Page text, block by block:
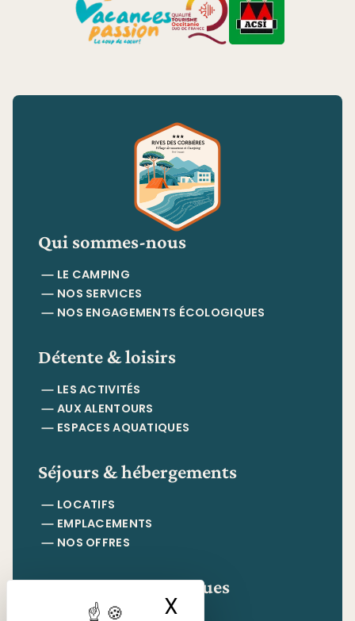
X
Qui sommes-nous
LE CAMPING
NOS SERVICES
NOS ENGAGEMENTS ÉCOLOGIQUES
Détente & loisirs
LES ACTIVITÉS
AUX ALENTOURS
ESPACES AQUATIQUES
Séjours & hébergements
LOCATIFS
EMPLACEMENTS
NOS OFFRES
Informations pratiques